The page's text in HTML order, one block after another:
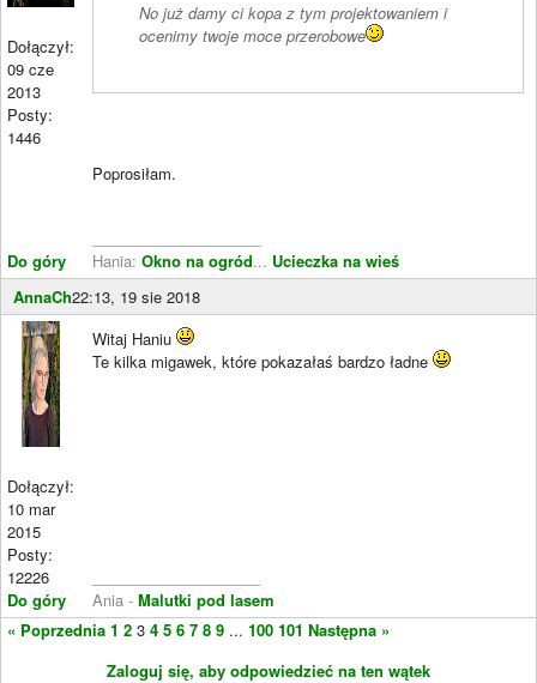
Dołączył:
09 cze
2013
Posty:
1446
Do góry
No już damy ci kopa z tym projektowaniem i
ocenimy twoje moce przerobowe
Poprosiłam.
Hania: Okno na ogród... Ucieczka na wieś
AnnaCh22:13, 19 sie 2018
Dołączył:
10 mar
2015
Posty:
12226
Do góry
Witaj Haniu
Te kilka migawek, które pokazałaś bardzo ładne
Ania - Malutki pod lasem
« Poprzednia 1 2 3 4 5 6 7 8 9 ... 100 101 Następna »
Zaloguj się, aby odpowiedzieć na ten wątek